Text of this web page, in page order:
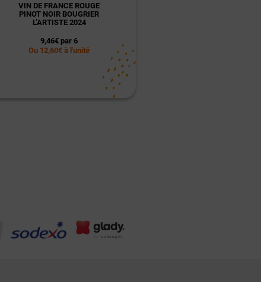
VIN DE FRANCE ROUGE
PINOT NOIR BOUGRIER
L’ARTISTE 2024
9,46€ par 6
Ou 12,60€ à l'unité